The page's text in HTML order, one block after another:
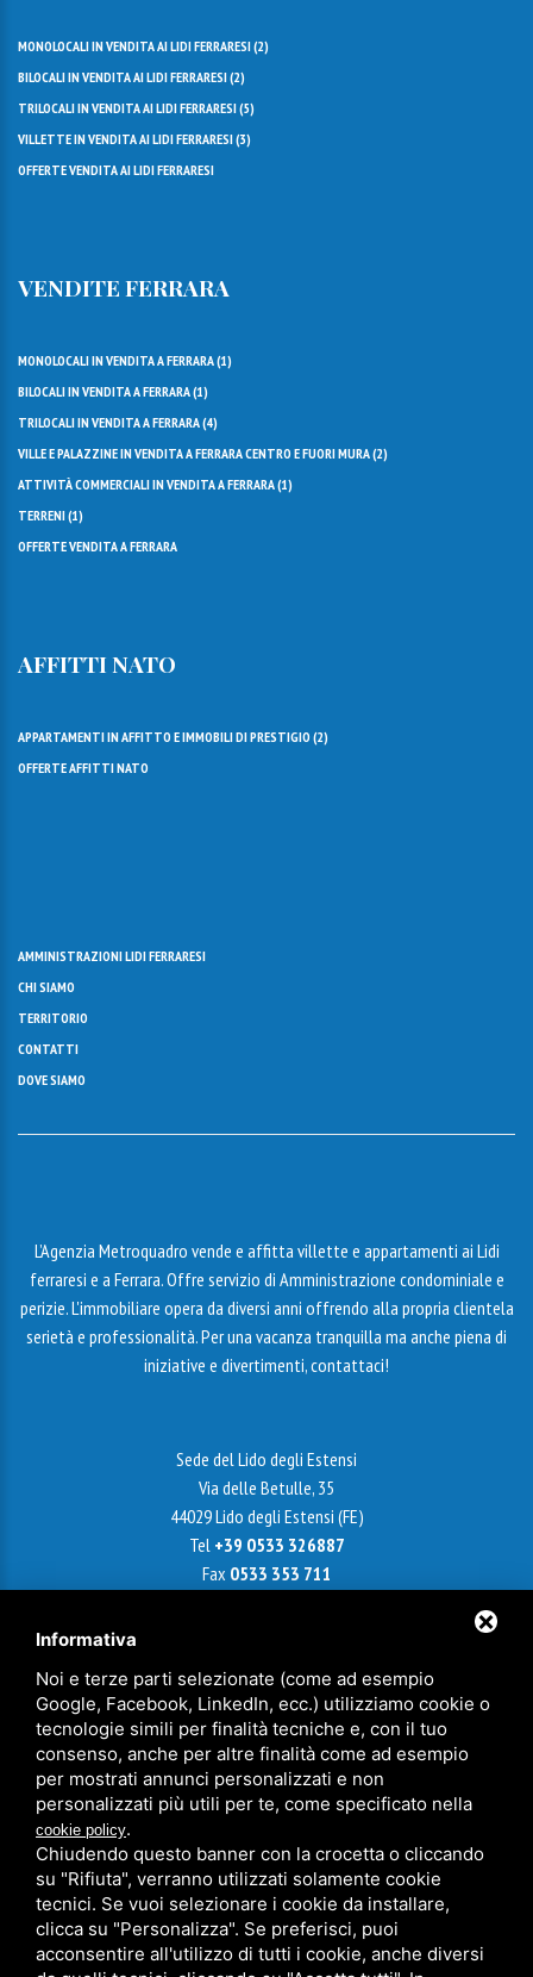
MONOLOCALI IN VENDITA AI LIDI FERRARESI (2)
BILOCALI IN VENDITA AI LIDI FERRARESI (2)
TRILOCALI IN VENDITA AI LIDI FERRARESI (5)
VILLETTE IN VENDITA AI LIDI FERRARESI (3)
OFFERTE VENDITA AI LIDI FERRARESI
VENDITE FERRARA
MONOLOCALI IN VENDITA A FERRARA (1)
BILOCALI IN VENDITA A FERRARA (1)
TRILOCALI IN VENDITA A FERRARA (4)
VILLE E PALAZZINE IN VENDITA A FERRARA CENTRO E FUORI MURA (2)
ATTIVITÀ COMMERCIALI IN VENDITA A FERRARA (1)
TERRENI (1)
OFFERTE VENDITA A FERRARA
AFFITTI NATO
APPARTAMENTI IN AFFITTO E IMMOBILI DI PRESTIGIO (2)
OFFERTE AFFITTI NATO
AMMINISTRAZIONI LIDI FERRARESI
CHI SIAMO
TERRITORIO
CONTATTI
DOVE SIAMO
L’Agenzia Metroquadro vende e affitta villette e appartamenti ai Lidi
ferraresi e a Ferrara. Offre servizio di Amministrazione condominiale e
perizie. L'immobiliare opera da diversi anni offrendo alla propria clientela
serietà e professionalità. Per una vacanza tranquilla ma anche piena di
iniziative e divertimenti, contattaci!
Sede del Lido degli Estensi
Via delle Betulle, 35
44029 Lido degli Estensi (FE)
Tel +39 0533 326887
Fax 0533 353 711
Sede di Ferrara
Via Cairoli, 18 - 44121 Ferrara
Cell+39 338 9799921
Tel+39 0532 241180
ferrara@agenziametroquadro.it
P.IVA 01413830389
Privacy
Informativa
Noi e terze parti selezionate (come ad esempio
Google, Facebook, LinkedIn, ecc.) utilizziamo cookie o
tecnologie simili per finalità tecniche e, con il tuo
consenso, anche per altre finalità come ad esempio
per mostrati annunci personalizzati e non
personalizzati più utili per te, come specificato nella
cookie policy.
Chiudendo questo banner con la crocetta o cliccando
su "Rifiuta", verranno utilizzati solamente cookie
tecnici. Se vuoi selezionare i cookie da installare,
clicca su "Personalizza". Se preferisci, puoi
acconsentire all'utilizzo di tutti i cookie, anche diversi